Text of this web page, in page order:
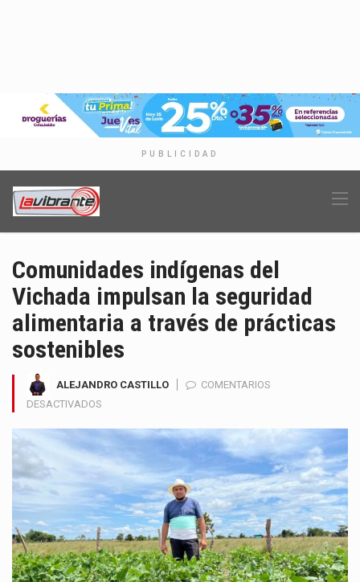
PUBLICIDAD
Comunidades indígenas del
Vichada impulsan la seguridad
alimentaria a través de prácticas
sostenibles
ALEJANDRO CASTILLO
COMENTARIOS
DESACTIVADOS
INDÍGENAS
DEL
VICHADA
IMPULSAN
LA
SEGURIDAD
ALIMENTARIA
A
TRAVÉS